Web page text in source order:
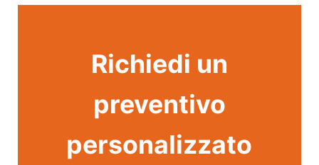
Richiedi un
preventivo
personalizzato